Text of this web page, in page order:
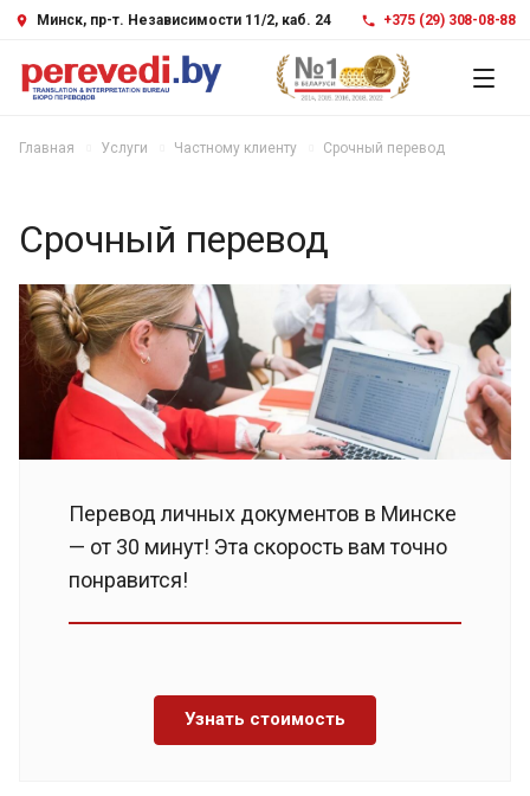
Минск, пр-т. Независимости 11/2, каб. 24 +375 (29) 308-08-88
Главная Услуги Частному клиенту Срочный перевод
Срочный перевод
Перевод личных документов в Минске
— от 30 минут! Эта скорость вам точно
понравится!
Узнать стоимость